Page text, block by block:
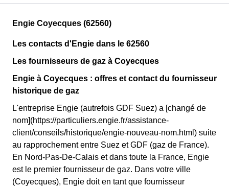
Engie Coyecques (62560)
Les contacts d'Engie dans le 62560
Les fournisseurs de gaz à Coyecques
Engie à Coyecques : offres et contact du fournisseur
historique de gaz
L'entreprise Engie (autrefois GDF Suez) a [changé de
nom](https://particuliers.engie.fr/assistance-
client/conseils/historique/engie-nouveau-nom.html) suite
au rapprochement entre Suez et GDF (gaz de France).
En Nord-Pas-De-Calais et dans toute la France, Engie
est le premier fournisseur de gaz. Dans votre ville
(Coyecques), Engie doit en tant que fournisseur